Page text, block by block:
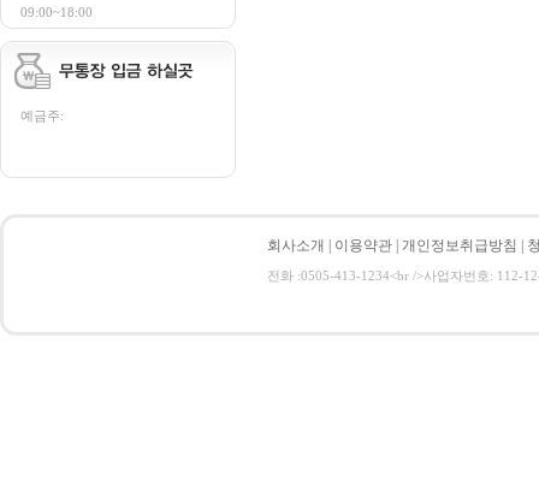
09:00~18:00
예금주:
회사소개 이용약관 개인정보취급방침
전화 :0505-413-1234<br />사업자번호: 112-